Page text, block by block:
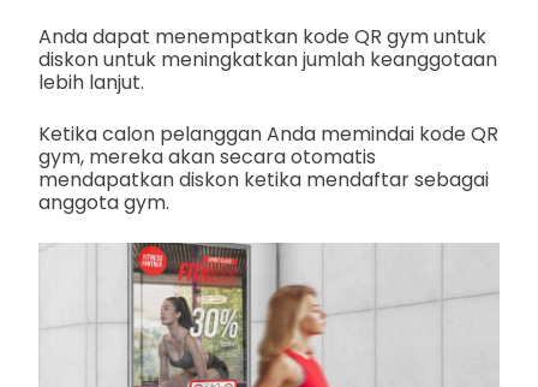
Anda dapat menempatkan kode QR gym untuk
diskon untuk meningkatkan jumlah keanggotaan
lebih lanjut.
Ketika calon pelanggan Anda memindai kode QR
gym, mereka akan secara otomatis
mendapatkan diskon ketika mendaftar sebagai
anggota gym.